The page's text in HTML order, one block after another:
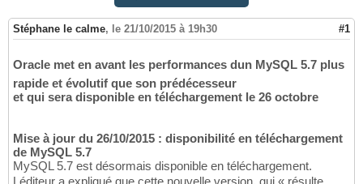
Stéphane le calme, le 21/10/2015 à 19h30 #1
Oracle met en avant les performances dun MySQL 5.7 plus
rapide et évolutif que son prédécesseur
et qui sera disponible en téléchargement le 26 octobre
Mise à jour du 26/10/2015 : disponibilité en téléchargement
de MySQL 5.7
MySQL 5.7 est désormais disponible en téléchargement.